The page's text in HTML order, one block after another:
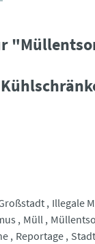
Illegale
Müll
Reportage Stadt